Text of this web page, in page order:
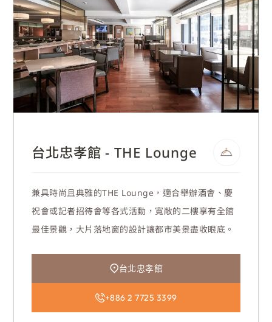
台北忠孝館 - THE Lounge
兼具時尚且典雅的THE Lounge，適合舉辦酒會、慶
祝會或記者招待會等各式活動，寬敞的二樓享有全館
最佳景觀，大片落地窗的設計讓都市美景盡收眼底。
台北忠孝館
+886 2 7725 3399